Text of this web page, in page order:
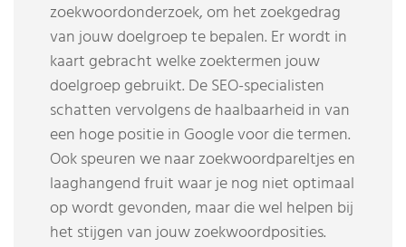
zoekwoordonderzoek, om het zoekgedrag
van jouw doelgroep te bepalen. Er wordt in
kaart gebracht welke zoektermen jouw
doelgroep gebruikt. De SEO-specialisten
schatten vervolgens de haalbaarheid in van
een hoge positie in Google voor die termen.
Ook speuren we naar zoekwoordpareltjes en
laaghangend fruit waar je nog niet optimaal
op wordt gevonden, maar die wel helpen bij
het stijgen van jouw zoekwoordposities.